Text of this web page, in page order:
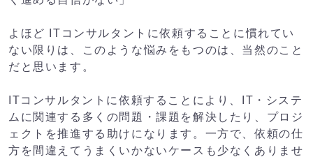
よほど ITコンサルタントに依頼することに慣れてい
ない限りは、このような悩みをもつのは、当然のこと
だと思います。
ITコンサルタントに依頼することにより、IT・システ
ムに関連する多くの問題・課題を解決したり、プロジ
ェクトを推進する助けになります。一方で、依頼の仕
方を間違えてうまくいかないケースも少なくありませ